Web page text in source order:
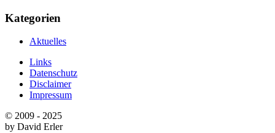
Kategorien
Aktuelles
Links
Datenschutz
Disclaimer
Impressum
© 2009 - 2025
by David Erler